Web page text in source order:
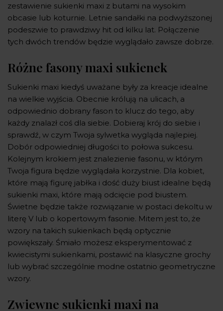
zestawienie sukienki maxi z butami na wysokim
obcasie lub koturnie. Letnie sandałki na podwyższonej
podeszwie to prawdziwy hit od kilku lat. Połączenie
tych dwóch trendów będzie wyglądało zawsze dobrze.
Różne fasony maxi sukienek
Sukienki maxi kiedyś uważane były za kreacje idealne
na wielkie wyjścia. Obecnie królują na ulicach, a
odpowiednio dobrany fason to klucz do tego, aby
każdy znalazł coś dla siebie. Dobieraj krój do siebie i
sprawdź, w czym Twoja sylwetka wygląda najlepiej.
Dobór odpowiedniej długości to połowa sukcesu.
Kolejnym krokiem jest znalezienie fasonu, w którym
Twoja figura będzie wyglądała korzystnie. Dla kobiet,
które mają figurę jabłka i dość duży biust idealne będą
sukienki maxi, które mają odcięcie pod biustem.
Świetne będzie także rozwiązanie w postaci dekoltu w
literę V lub o kopertowym fasonie. Mitem jest to, że
wzory na takich sukienkach będą optycznie
powiększały. Śmiało możesz eksperymentować z
kwiecistymi sukienkami, postawić na klasyczne grochy
lub wybrać szczególnie modne ostatnio geometryczne
wzory.
Zwiewne sukienki maxi na